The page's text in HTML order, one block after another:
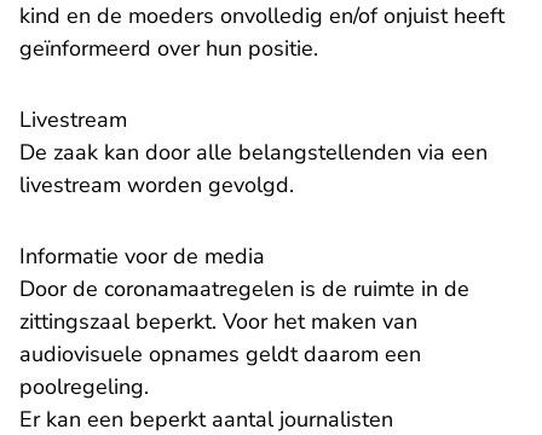
kind en de moeders onvolledig en/of onjuist heeft
geïnformeerd over hun positie.
​Livestream
De zaak kan door alle belangstellenden via een
livestream worden gevolgd.
Informatie voor de media
Door de coronamaatregelen is de ruimte in de
zittingszaal beperkt. Voor het maken van
audiovisuele opnames geldt daarom een
poolregeling.
Er kan een beperkt aantal journalisten